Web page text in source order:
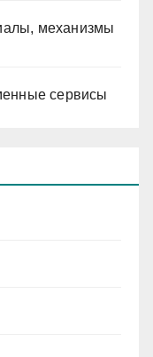
механизмы
сервисы